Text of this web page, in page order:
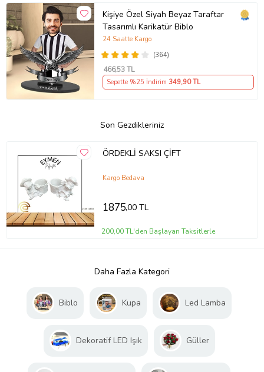
Kişiye Özel Siyah Beyaz Taraftar
Tasarımlı Karikatür Biblo
(364)
24 Saatte Kargo
466,53 TL
Sepette %25 İndirim 349,90 TL
Son Gezdikleriniz
ÖRDEKLİ SAKSI ÇİFT
Kargo Bedava
1875,00 TL
200,00 TL'den Başlayan Taksitlerle
Daha Fazla Kategori
Biblo Kupa Led Lamba
Dekoratif LED Işık Güller